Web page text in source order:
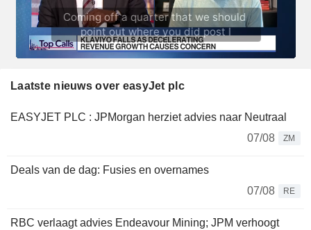
Laatste nieuws over easyJet plc
EASYJET PLC : JPMorgan herziet advies naar Neutraal
07/08
ZM
Deals van de dag: Fusies en overnames
07/08
RE
RBC verlaagt advies Endeavour Mining; JPM verhoogt